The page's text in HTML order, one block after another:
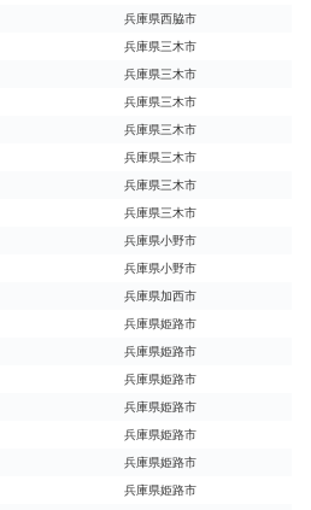
兵庫県西脇市
兵庫県三木市
兵庫県三木市
兵庫県三木市
兵庫県三木市
兵庫県三木市
兵庫県三木市
兵庫県三木市
兵庫県小野市
兵庫県小野市
兵庫県加西市
兵庫県姫路市
兵庫県姫路市
兵庫県姫路市
兵庫県姫路市
兵庫県姫路市
兵庫県姫路市
兵庫県姫路市